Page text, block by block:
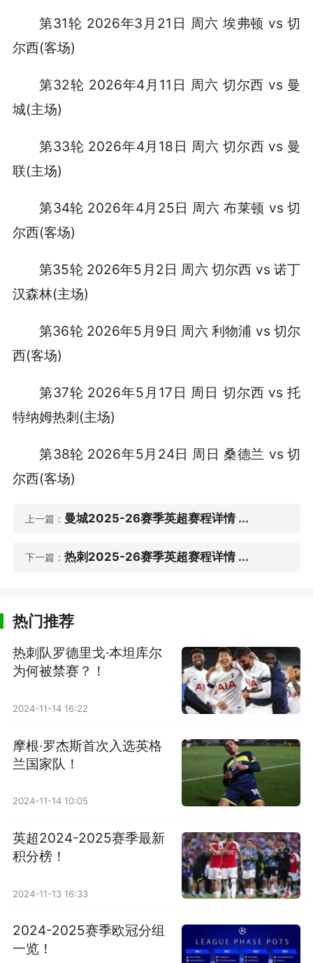
第31轮 2026年3月21日 周六 埃弗顿 vs 切
尔西(客场)
第32轮 2026年4月11日 周六 切尔西 vs 曼
城(主场)
第33轮 2026年4月18日 周六 切尔西 vs 曼
联(主场)
第34轮 2026年4月25日 周六 布莱顿 vs 切
尔西(客场)
第35轮 2026年5月2日 周六 切尔西 vs 诺丁
汉森林(主场)
第36轮 2026年5月9日 周六 利物浦 vs 切尔
西(客场)
第37轮 2026年5月17日 周日 切尔西 vs 托
特纳姆热刺(主场)
第38轮 2026年5月24日 周日 桑德兰 vs 切
尔西(客场)
上一篇： 曼城2025-26赛季英超赛程详情 ...
下一篇： 热刺2025-26赛季英超赛程详情 ...
热门推荐
热刺队罗德里戈·本坦库尔
为何被禁赛？！
2024-11-14 16:22
摩根·罗杰斯首次入选英格
兰国家队！
2024-11-14 10:05
英超2024-2025赛季最新
积分榜！
2024-11-13 16:33
2024-2025赛季欧冠分组
一览！